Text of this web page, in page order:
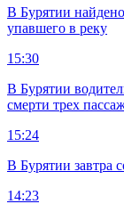
В Бурятии
упавшего в реку
15:30
В Бурятии
смерти трех
15:24
В Бурятии завтра
14:23